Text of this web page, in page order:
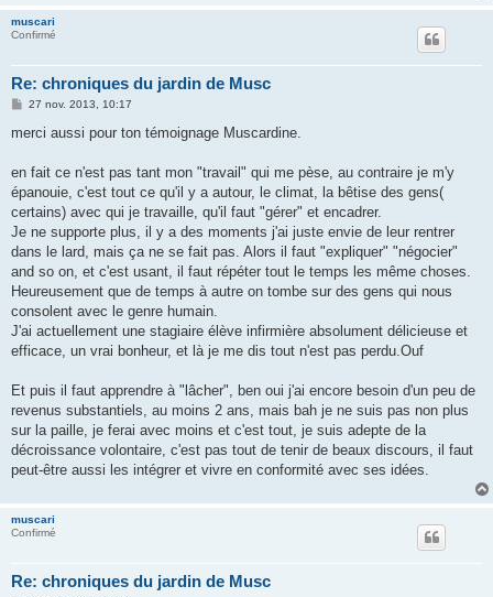
muscari
Confirmé
Re: chroniques du jardin de Musc
M
s
g
27 nov. 2013, 10:17
merci aussi pour ton témoignage Muscardine.
en fait ce n'est pas tant mon "travail" qui me pèse, au contraire je m'y
épanouie, c'est tout ce qu'il y a autour, le climat, la bêtise des gens(
certains) avec qui je travaille, qu'il faut "gérer" et encadrer.
Je ne supporte plus, il y a des moments j'ai juste envie de leur rentrer
dans le lard, mais ça ne se fait pas. Alors il faut "expliquer" "négocier"
and so on, et c'est usant, il faut répéter tout le temps les même choses.
Heureusement que de temps à autre on tombe sur des gens qui nous
consolent avec le genre humain.
J'ai actuellement une stagiaire élève infirmière absolument délicieuse et
efficace, un vrai bonheur, et là je me dis tout n'est pas perdu.Ouf
Et puis il faut apprendre à "lâcher", ben oui j'ai encore besoin d'un peu de
revenus substantiels, au moins 2 ans, mais bah je ne suis pas non plus
sur la paille, je ferai avec moins et c'est tout, je suis adepte de la
décroissance volontaire, c'est pas tout de tenir de beaux discours, il faut
peut-être aussi les intégrer et vivre en conformité avec ses idées.
muscari
Confirmé
Re: chroniques du jardin de Musc